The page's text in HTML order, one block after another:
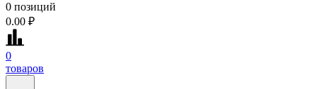
0 позиций
0.00 ₽
0
товаров